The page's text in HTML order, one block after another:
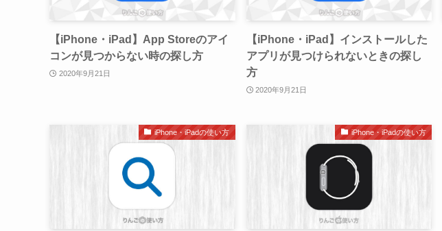
【iPhone・iPad】App Storeのアイ
コンが見つからない時の探し方
2020年9月21日
【iPhone・iPad】インストールした
アプリが見つけられないときの探し
方
2020年9月21日
iPhone・iPadの使い方 iPhone・iPadの使い方